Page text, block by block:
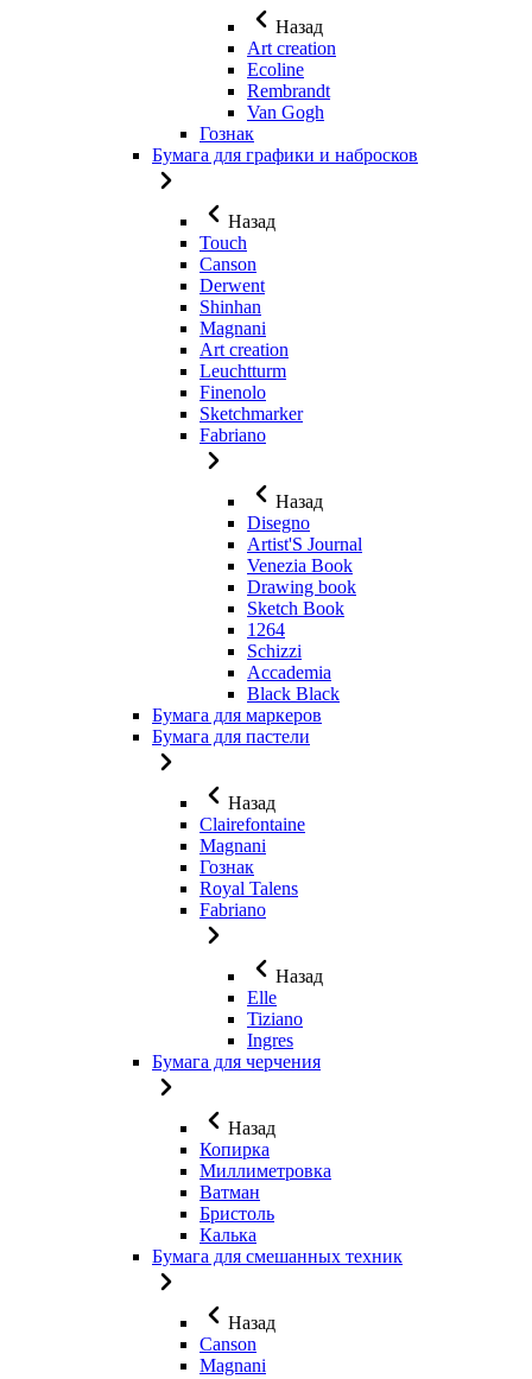
Назад
Art creation
Ecoline
Rembrandt
Van Gogh
Гознак
Бумага для графики и набросков
Назад
Touch
Canson
Derwent
Shinhan
Magnani
Art creation
Leuchtturm
Finenolo
Sketchmarker
Fabriano
Назад
Disegno
Artist'S Journal
Venezia Book
Drawing book
Sketch Book
1264
Schizzi
Accademia
Black Black
Бумага для маркеров
Бумага для пастели
Назад
Clairefontaine
Magnani
Гознак
Royal Talens
Fabriano
Назад
Elle
Tiziano
Ingres
Бумага для черчения
Назад
Копирка
Миллиметровка
Ватман
Бристоль
Калька
Бумага для смешанных техник
Назад
Canson
Magnani